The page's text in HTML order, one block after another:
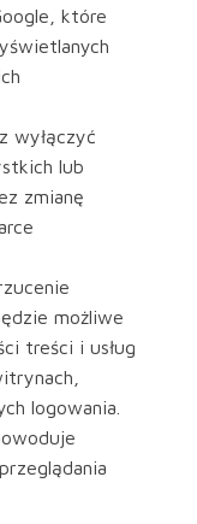
które
wyłączyć
lub
zmianę
możliwe
treści i usług
logowania.